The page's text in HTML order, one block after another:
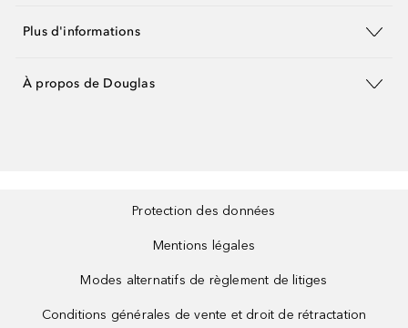
Plus d'informations
À propos de Douglas
Protection des données
Mentions légales
Modes alternatifs de règlement de litiges
Conditions générales de vente et droit de rétractation